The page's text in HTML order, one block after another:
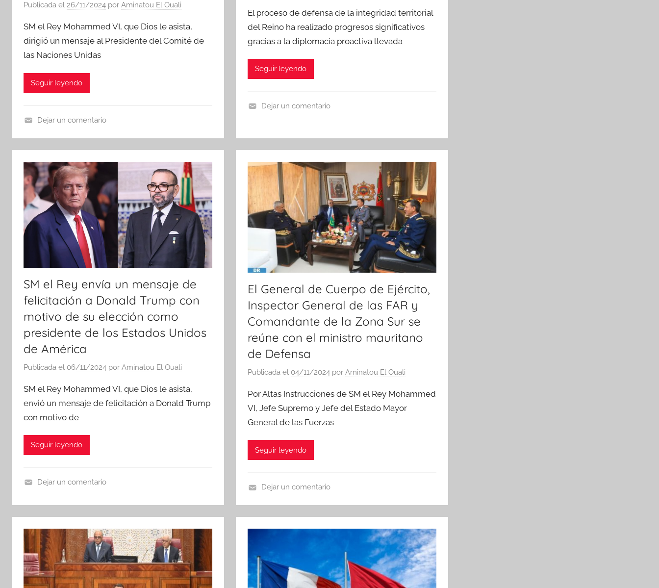
Publicada el 26/11/2024 por Aminatou El Ouali
SM el Rey Mohammed VI, que Dios le asista,
dirigió un mensaje al Presidente del Comité de
las Naciones Unidas
Seguir leyendo
i
c
a
s
Dejar un comentario
El proceso de defensa de la integridad territorial
del Reino ha realizado progresos significativos
gracias a la diplomacia proactiva llevada
Seguir leyendo
c
a
s
Dejar un comentario
SM el Rey envía un mensaje de
felicitación a Donald Trump con
motivo de su elección como
presidente de los Estados Unidos
de América
Publicada el 06/11/2024 por Aminatou El Ouali
SM el Rey Mohammed VI, que Dios le asista,
envió un mensaje de felicitación a Donald Trump
con motivo de
Seguir leyendo
o
i
i
a
s
Dejar un comentario
El General de Cuerpo de Ejército,
Inspector General de las FAR y
Comandante de la Zona Sur se
reúne con el ministro mauritano
de Defensa
Publicada el 04/11/2024 porAminatou El Ouali
Por Altas Instrucciones de SM el Rey Mohammed
VI, Jefe Supremo y Jefe del Estado Mayor
General de las Fuerzas
Seguir leyendo
a
Dejar un comentario